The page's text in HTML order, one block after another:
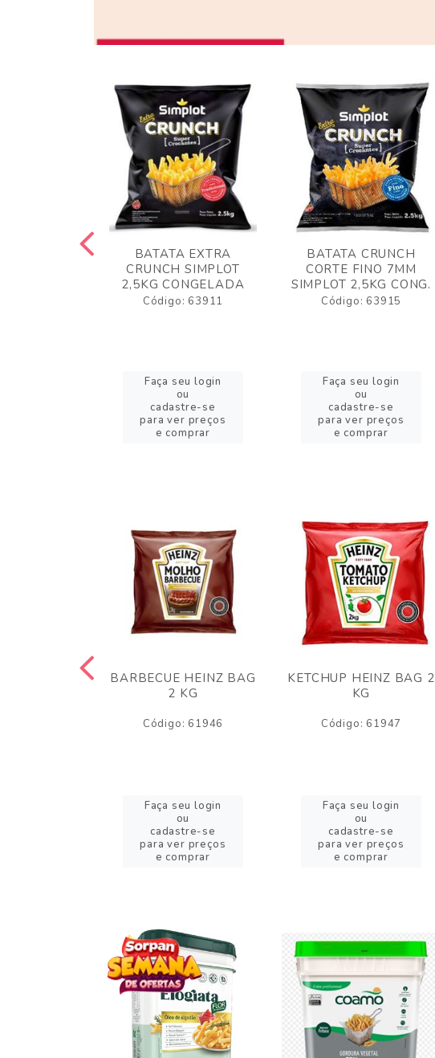
BATATA EXTRA
CRUNCH SIMPLOT
2,5KG CONGELADA
Código: 63911
Faça seu login
ou
cadastre-se
para ver preços
e comprar
BATATA CRUNCH
CORTE FINO 7MM
SIMPLOT 2,5KG CONG.
Código: 63915
Faça seu login
ou
cadastre-se
para ver preços
e comprar
BARBECUE HEINZ BAG
2 KG
Código: 61946
Faça seu login
ou
cadastre-se
para ver preços
e comprar
KETCHUP HEINZ BAG 2
KG
Código: 61947
Faça seu login
ou
cadastre-se
para ver preços
e comprar